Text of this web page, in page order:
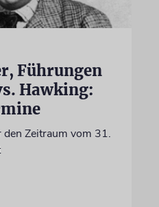
Führungen
Hawking:
Zeitraum vom 31.